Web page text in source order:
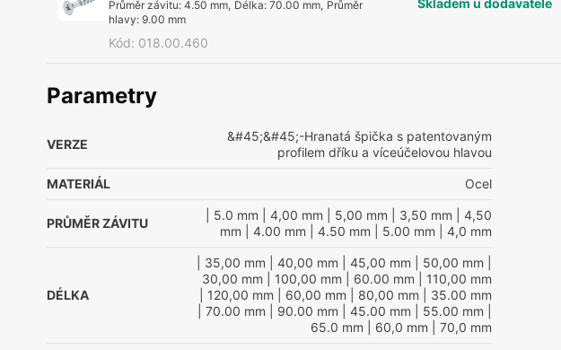
Průměr závitu: 4.50 mm, Délka: 70.00 mm, Průměr
hlavy: 9.00 mm
Kód: 018.00.460
Skladem u dodavatele
Parametry
VERZE
&#45;&#45;-Hranatá špička s patentovaným
profilem dříku a víceúčelovou hlavou
MATERIÁL Ocel
PRŮMĚR ZÁVITU
| 5.0 mm | 4,00 mm | 5,00 mm | 3,50 mm | 4,50
mm | 4.00 mm | 4.50 mm | 5.00 mm | 4,0 mm
DÉLKA
| 35,00 mm | 40,00 mm | 45,00 mm | 50,00 mm
30,00 mm | 100,00 mm | 60.00 mm | 110,00 mm
| 120,00 mm | 60,00 mm | 80,00 mm | 35.00 mm
| 70.00 mm | 90.00 mm | 45.00 mm | 55.00 mm
65.0 mm | 60,0 mm | 70,0 mm